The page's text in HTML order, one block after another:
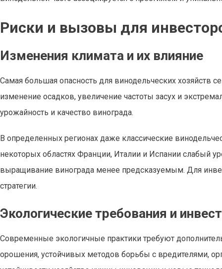
Риски и вызовы для
Изменения климата и их влияние
Самая большая опасность для винодельческих хозяйств
изменение осадков, увеличение частоты засух и
урожайность и качество винограда.
В определенных регионах даже классические
некоторых областях Франции, Италии и Испании слабый
выращивание винограда менее предсказуемым. Для
стратегии.
Экологические требования и
Современные экологичные практики требуют
орошения, устойчивых методов борьбы с вредителями,